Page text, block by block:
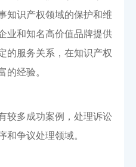
知识产权领域的保护和维
业和知名高价值品牌提供
的服务关系，在知识产权
经验。
较多成功案例，处理诉讼
争议处理领域。